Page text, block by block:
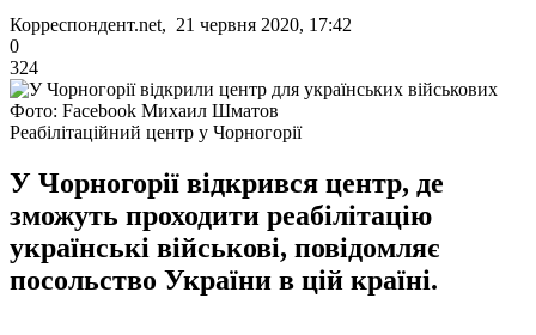
Корреспондент.net, 21 червня 2020, 17:42
0
324
Фото: Facebook Михаил Шматов
Реабілітаційний центр у Чорногорії
У Чорногорії відкрився центр, де
зможуть проходити реабілітацію
українські військові, повідомляє
посольство України в цій країні.